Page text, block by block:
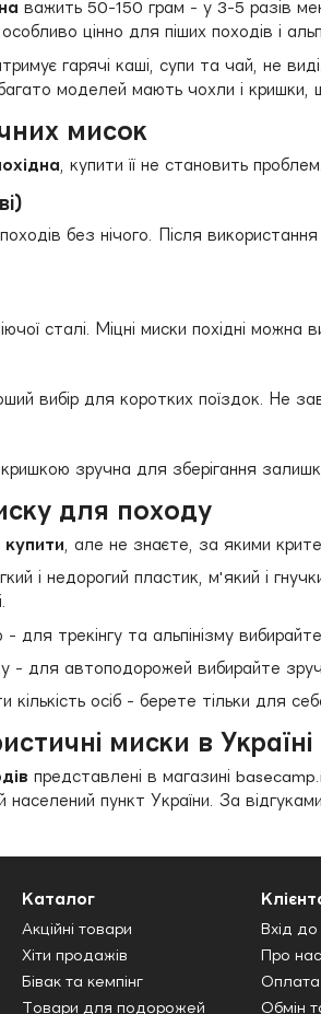
важить 50-150 грам - у 3-5 разів
цінно для піших походів і
гарячі каші, супи та чай, не
моделей мають чохли і кришки,
мисок
, купити її не становить
походів без нічого. Після
сталі. Міцні миски похідні
вибір для коротких поїздок. Не
зручна для зберігання
для походу
купити , але не знаєте, за якими
і недорогий пластик, м'який і
для трекінгу та альпінізму
- для автоподорожей вибирайте
осіб - берете тільки для
миски в Україні
представлені в магазині
пункт України. За відгуками
Каталог
Акційні товари
Хіти продажів
Бівак та кемпінг
Товари для подорожей
Вхід до
Про нас
Оплата
Обмін